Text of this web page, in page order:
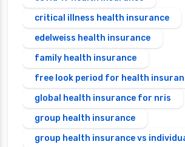
critical illness health insurance
edelweiss health insurance
family health insurance
free look period for health
global health insurance for nris
group health insurance
group health insurance vs